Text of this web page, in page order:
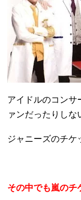
アイドルのコンサ
ァンだったりしな
ジャニーズのチケ
その中でも嵐のチ